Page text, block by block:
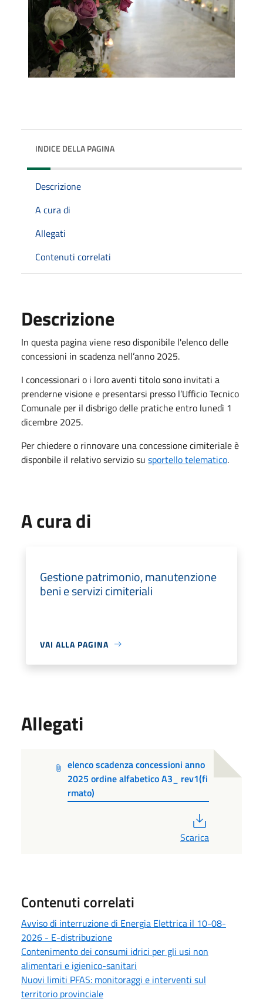
INDICE DELLA PAGINA
Descrizione
A cura di
Allegati
Contenuti correlati
Descrizione
In questa pagina viene reso disponibile l'elenco delle
concessioni in scadenza nell’anno 2025.
I concessionari o i loro aventi titolo sono invitati a
prenderne visione e presentarsi presso l’Ufficio Tecnico
Comunale per il disbrigo delle pratiche entro lunedì 1
dicembre 2025.
Per chiedere o rinnovare una concessione cimiteriale è
disponbile il relativo servizio su sportello telematico.
A cura di
Gestione patrimonio, manutenzione
beni e servizi cimiteriali
VAI ALLA PAGINA
Allegati
elenco scadenza concessioni anno
2025 ordine alfabetico A3_ rev1(fi
rmato)
Scarica
Contenuti correlati
Avviso di interruzione di Energia Elettrica il 10-08-
2026 - E-distribuzione
Contenimento dei consumi idrici per gli usi non
alimentari e igienico-sanitari
Nuovi limiti PFAS: monitoraggi e interventi sul
territorio provinciale